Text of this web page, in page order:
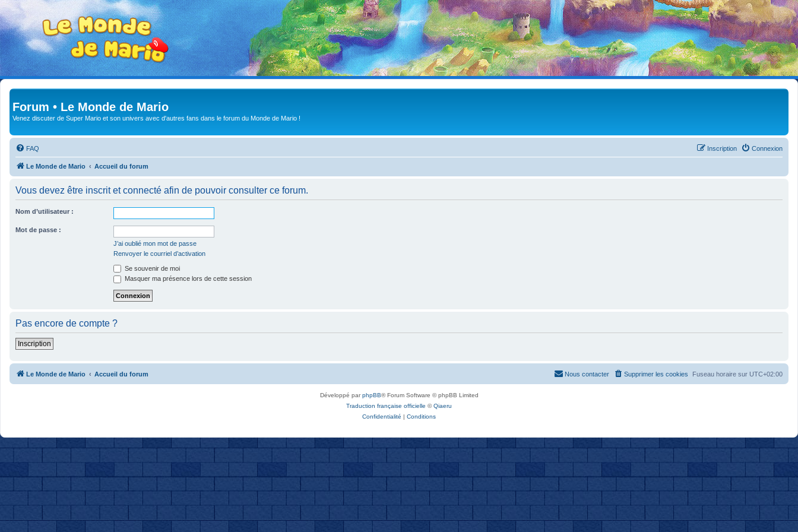
Forum • Le Monde de Mario
Venez discuter de Super Mario et son univers avec d'autres fans dans le forum du Monde de Mario !
FAQ Connexion
Inscription
Le Monde de Mario Accueil du forum
Vous devez être inscrit et connecté afin de pouvoir consulter ce forum.
Nom d’utilisateur :
Mot de passe :
J’ai oublié mon mot de passe
Renvoyer le courriel d’activation
Se souvenir de moi
Masquer ma présence lors de cette session
Pas encore de compte ?
Inscription
Le Monde de Mario Accueil du forum Fuseau horaire sur UTC+02:00
Supprimer les cookies
Nous contacter
Développé parphpBB® Forum Software © phpBB Limited
Traduction française officielle ©Qiaeru
Confidentialité | Conditions